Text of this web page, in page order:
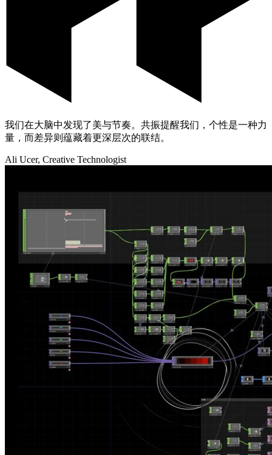
我们在大脑中发现了美与节奏。共振提醒我们，个性是一种力
量，而差异则蕴藏着更深层次的联结。
Ali Ucer, Creative Technologist